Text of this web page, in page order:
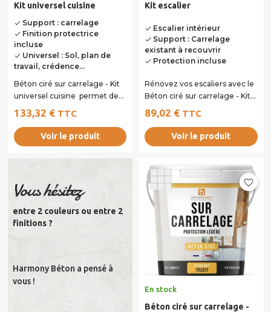
Kit universel cuisine
doneSupport : carrelage
doneFinition protectrice
incluse
doneUniversel : Sol, plan de
travail, crédence...
Béton ciré sur carrelage - Kit
universel cuisine permet de
133,32 € TTC
Voir le produit
Kit escalier
done Escalier intérieur
done Support : Carrelage
existant à recouvrir
done Protection incluse
Rénovez vos escaliers avec le
Béton ciré sur carrelage - Kit
escalier spécialement conçu
pour...
89,02 € TTC
Voir le produit
Vous hésitez
entre 2 couleurs ou entre 2
finitions ?
Harmony Béton a pensé à
vous !
favorite_border
En stock
Béton ciré sur carrelage -